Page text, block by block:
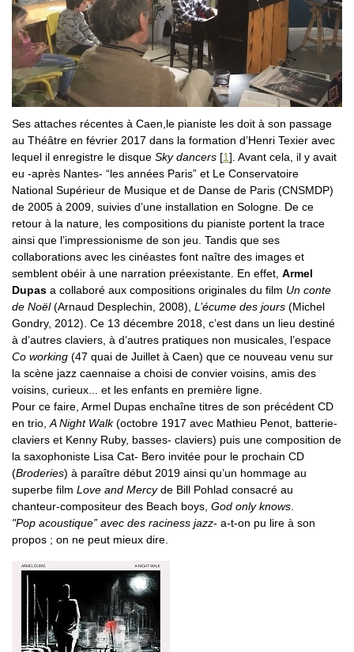
Ses attaches récentes à Caen,le pianiste les doit à son passage
au Théâtre en février 2017 dans la formation d’Henri Texier avec
lequel il enregistre le disque Sky dancers [1] . Avant cela, il y avait
eu -après Nantes- “les années Paris” et Le Conservatoire
National Supérieur de Musique et de Danse de Paris (CNSMDP)
de 2005 à 2009, suivies d’une installation en Sologne. De ce
retour à la nature, les compositions du pianiste portent la trace
ainsi que l’impressionisme de son jeu. Tandis que ses
collaborations avec les cinéastes font naître des images et
semblent obéir à une narration préexistante. En effet, Armel
Dupas a collaboré aux compositions originales du film Un conte
de Noël(Arnaud Desplechin, 2008), L’écume des jours (Michel
Gondry, 2012). Ce 13 décembre 2018, c’est dans un lieu destiné
à d’autres claviers, à d’autres pratiques non musicales, l’espace
Co working (47 quai de Juillet à Caen) que ce nouveau venu sur
la scène jazz caennaise a choisi de convier voisins, amis des
voisins, curieux... et les enfants en première ligne.
Pour ce faire, Armel Dupas enchaîne titres de son précédent CD
en trio, A Night Walk(octobre 1917 avec Mathieu Penot, batterie-
claviers et Kenny Ruby, basses- claviers) puis une composition de
la saxophoniste Lisa Cat- Bero invitée pour le prochain CD
(Broderies) à paraître début 2019 ainsi qu’un hommage au
superbe film Love and Mercyde Bill Pohlad consacré au
chanteur-compositeur des Beach boys, God only knows
"Pop acoustique” avec des raciness jazz- a-t-on pu lire à son
propos ; on ne peut mieux dire.